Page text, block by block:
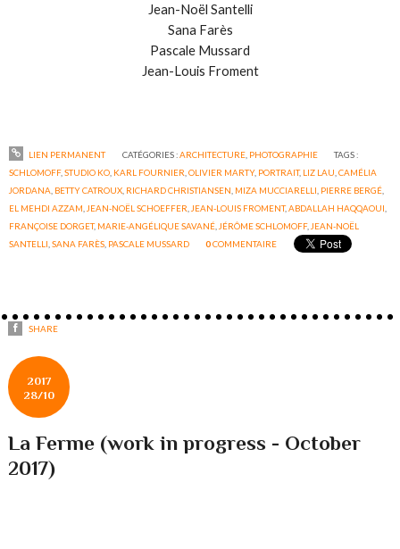
Jean-Noël Santelli
Sana Farès
Pascale Mussard
Jean-Louis Froment
LIEN PERMANENT CATÉGORIES :ARCHITECTURE, PHOTOGRAPHIE
TAGS :
SCHLOMOFF,STUDIO KO KARL FOURNIER ,OLIVIER MARTY, PORTRAIT, LIZ LAU ,CAMÉLIA
JORDANA BETTY CATROUX RICHARD CHRISTIANSEN MIZA MUCCIARELLI PIERRE BERGÉ
EL MEHDI AZZAM JEAN-NOËL SCHOEFFER JEAN-LOUIS FROMENT,ABDALLAH HAQQAOUI
FRANÇOISE DORGET, MARIE-ANGÉLIQUE SAVANÉ JÉRÔME SCHLOMOFF, JEAN-NOËL
SANTELLI ,SANA FARÈS PASCALE MUSSARD 0COMMENTAIRE
SHARE
2017
28/10
La Ferme (work in progress - October
2017)